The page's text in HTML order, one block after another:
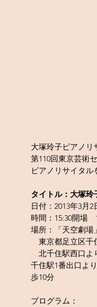
大塚玲子ピアノリ
第110回東京芸術
ピアノリサイタル
タイトル：大塚玲
日付：2013年3月2
時間：15:30開場
場所：「天空劇場
東京都足立区千
北千住駅西口よ
千住駅1番出口よ
歩10分
プログラム：